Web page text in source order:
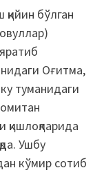
бўлган
Оғитма,
туманидаги
Ушбу
кўмир сотиб